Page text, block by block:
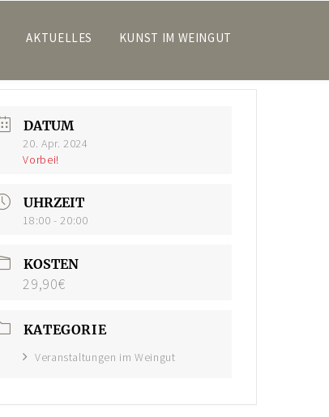
AKTUELLES KUNST IM WEINGUT
DATUM
20. Apr. 2024
Vorbei!
UHRZEIT
18:00 - 20:00
KOSTEN
29,90€
KATEGORIE
Veranstaltungen im Weingut